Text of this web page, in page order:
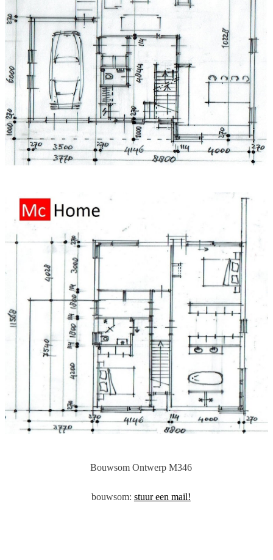
Bouwsom Ontwerp M346
bouwsom: stuur een mail!